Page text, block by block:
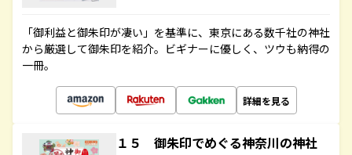
「御利益と御朱印が凄い」を基準に、東京にある数千社の神社
から厳選して御朱印を紹介。ビギナーに優しく、ツウも納得の
一冊。
詳細を見る
１５ 御朱印でめぐる神奈川の神社